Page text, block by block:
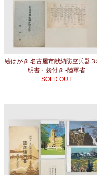
絵はがき 名古屋市献納防空兵器
明書・袋付き -陸軍省
SOLD OUT